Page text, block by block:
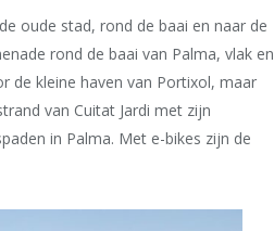
oude stad, rond de baai en naar de
rond de baai van Palma, vlak en
de kleine haven van Portixol, maar
van Cuitat Jardi met zijn
in Palma. Met e-bikes zijn de